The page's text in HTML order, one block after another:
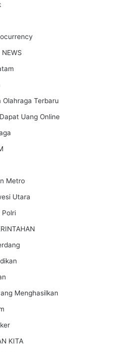
NEWS
Olahraga Terbaru
Uang Online
Metro
Utara
Polri
Menghasilkan
KITA